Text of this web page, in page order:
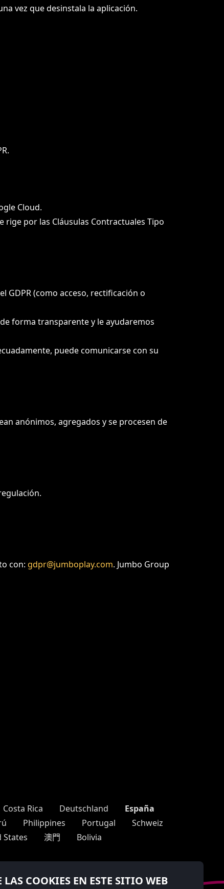
LAS COOKIES EN ESTE SITIO WEB
vez que desinstala la aplicación.
Cloud.
rige por las Cláusulas Contractuales Tipo
GDPR (como acceso, rectificación o
forma transparente y le ayudaremos
puede comunicarse con su
anónimos, agregados y se procesen de
con: gdpr@jumboplay.com. Jumbo Group
Costa Rica Deutschland
España
Philippines Portugal
Schweiz
States 澳門 Bolivia